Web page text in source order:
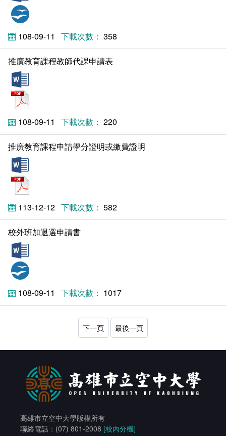
108-09-11 358
推廣教育課程教師代課申請表
108-09-11 220
推廣教育課程申請學分證明或繳費證明
113-12-12 582
校外班加退選申請書
108-09-11 1017
下一頁 最後一頁
高雄市立空中大學版權所有
聯絡電話：(07) 801-2008 [校內分機]